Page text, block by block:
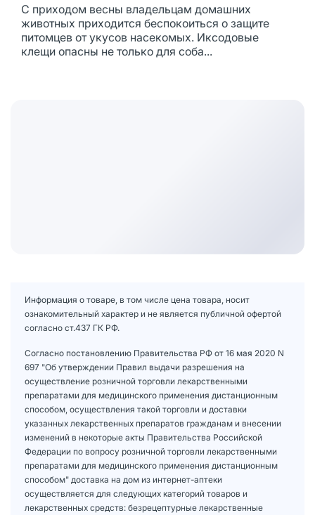
С приходом весны владельцам домашних
животных приходится беспокоиться о защите
питомцев от укусов насекомых. Иксодовые
клещи опасны не только для соба...
Информация о товаре, в том числе цена товара, носит
ознакомительный характер и не является публичной офертой
согласно ст.437 ГК РФ.
Согласно постановлению Правительства РФ от 16 мая 2020 N
697 "Об утверждении Правил выдачи разрешения на
осуществление розничной торговли лекарственными
препаратами для медицинского применения дистанционным
способом, осуществления такой торговли и доставки
указанных лекарственных препаратов гражданам и внесении
изменений в некоторые акты Правительства Российской
Федерации по вопросу розничной торговли лекарственными
препаратами для медицинского применения дистанционным
способом" доставка на дом из интернет-аптеки
осуществляется для следующих категорий товаров и
лекарственных средств: безрецептурные лекарственные